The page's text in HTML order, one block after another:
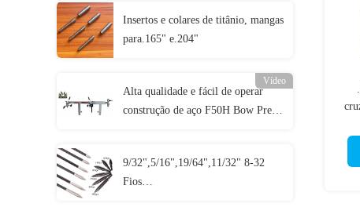
Insertos e colares de titânio, mangas
para.165" e.204"
Vídeo
Alta qualidade e fácil de operar
construção de aço F50H Bow Press
9/32",5/16",19/64",11/32" 8-32
Fios